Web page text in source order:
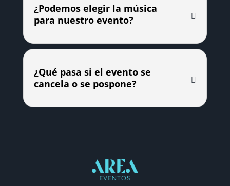
¿Podemos elegir la música
para nuestro evento?
¿Qué pasa si el evento se
cancela o se pospone?